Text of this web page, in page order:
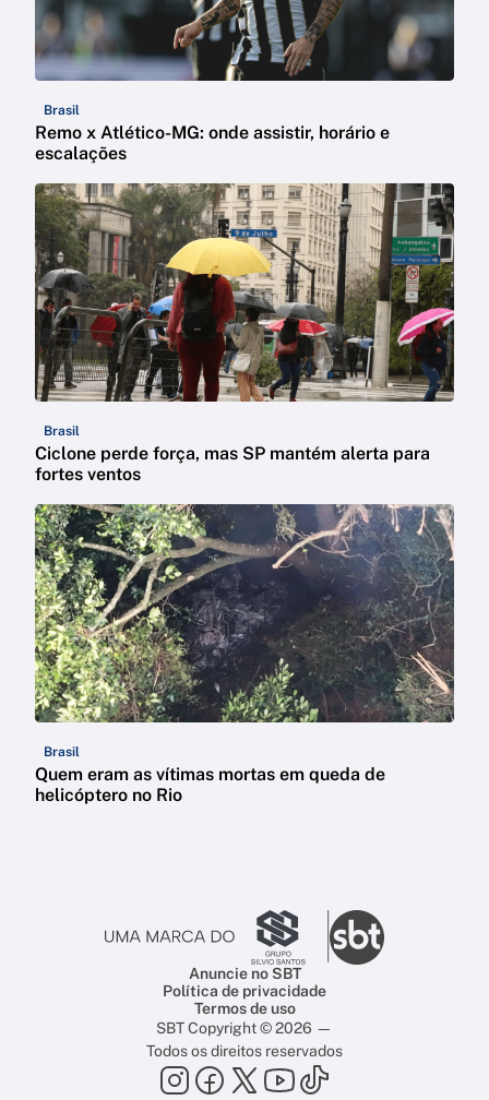
Brasil
Remo x Atlético-MG: onde assistir, horário e
escalações
Brasil
Ciclone perde força, mas SP mantém alerta para
fortes ventos
Brasil
Quem eram as vítimas mortas em queda de
helicóptero no Rio
Anuncie no SBT
Política de privacidade
Termos de uso
SBT Copyright © 2026 —
Todos os direitos reservados